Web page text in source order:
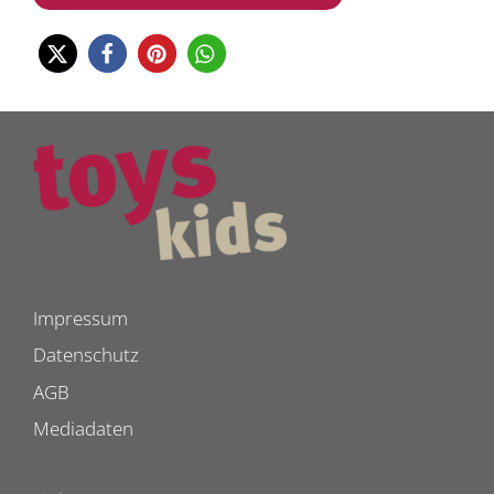
Impressum
Datenschutz
AGB
Mediadaten